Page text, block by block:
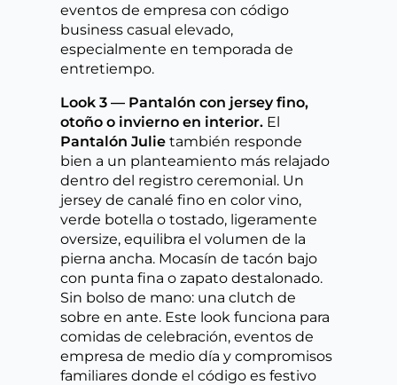
eventos de empresa con código
business casual elevado,
especialmente en temporada de
entretiempo.
Look 3 — Pantalón con jersey fino,
otoño o invierno en interior. El
Pantalón Julie también responde
bien a un planteamiento más relajado
dentro del registro ceremonial. Un
jersey de canalé fino en color vino,
verde botella o tostado, ligeramente
oversize, equilibra el volumen de la
pierna ancha. Mocasín de tacón bajo
con punta fina o zapato destalonado.
Sin bolso de mano: una clutch de
sobre en ante. Este look funciona para
comidas de celebración, eventos de
empresa de medio día y compromisos
familiares donde el código es festivo